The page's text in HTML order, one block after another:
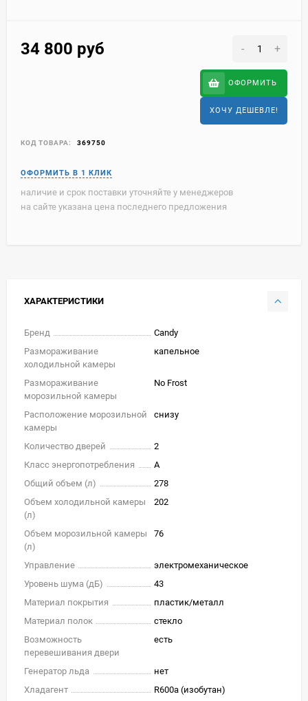
34 800 руб - +
ОФОРМИТЬ
ХОЧУ ДЕШЕВЛЕ!
КОД ТОВАРА: 369750
наличие и срок поставки уточняйте у менеджеров
на сайте указана цена последнего предложения
ХАРАКТЕРИСТИКИ
Бренд
Candy
Размораживание
холодильной камеры
капельное
Размораживание
морозильной камеры
No Frost
Расположение морозильной
камеры
снизу
Количество дверей
2
Класс энергопотребления
A
Общий объем (л)
278
Объем холодильной камеры
(л)
202
Объем морозильной камеры
(л)
76
Управление
электромеханическое
Уровень шума (дБ)
43
Материал покрытия
пластик/металл
Материал полок
стекло
Возможность
перевешивания двери
есть
Генератор льда
нет
Хладагент
R600a (изобутан)